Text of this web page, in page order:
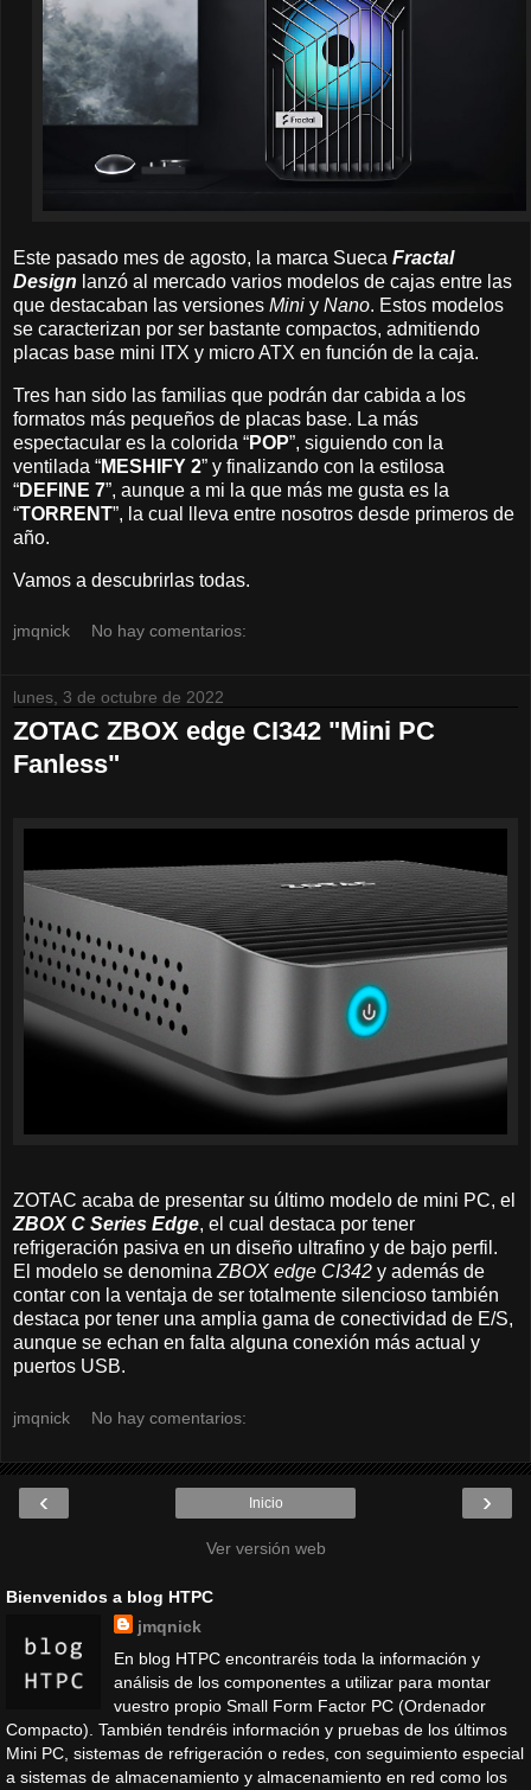
Este pasado mes de agosto, la marca Sueca Fractal
Design lanzó al mercado varios modelos de cajas entre las
que destacaban las versiones Mini y Nano. Estos modelos
se caracterizan por ser bastante compactos, admitiendo
placas base mini ITX y micro ATX en función de la caja.
Tres han sido las familias que podrán dar cabida a los
formatos más pequeños de placas base. La más
espectacular es la colorida “POP”, siguiendo con la
ventilada “MESHIFY 2” y finalizando con la estilosa
“DEFINE 7”, aunque a mi la que más me gusta es la
“TORRENT”, la cual lleva entre nosotros desde primeros de
año.
Vamos a descubrirlas todas.
jmqnick No hay comentarios:
lunes, 3 de octubre de 2022
ZOTAC ZBOX edge CI342 "Mini PC
Fanless"
ZOTAC acaba de presentar su último modelo de mini PC, el
ZBOX C Series Edge, el cual destaca por tener
refrigeración pasiva en un diseño ultrafino y de bajo perfil.
El modelo se denomina ZBOX edge CI342 y además de
contar con la ventaja de ser totalmente silencioso también
destaca por tener una amplia gama de conectividad de E/S,
aunque se echan en falta alguna conexión más actual y
puertos USB.
jmqnick No hay comentarios:
‹ ›
Inicio
Ver versión web
Bienvenidos a blog HTPC
jmqnick
En blog HTPC encontraréis toda la información y
análisis de los componentes a utilizar para montar
vuestro propio Small Form Factor PC (Ordenador
Compacto). También tendréis información y pruebas de los últimos
Mini PC, sistemas de refrigeración o redes, con seguimiento especial
a sistemas de almacenamiento y almacenamiento en red como los